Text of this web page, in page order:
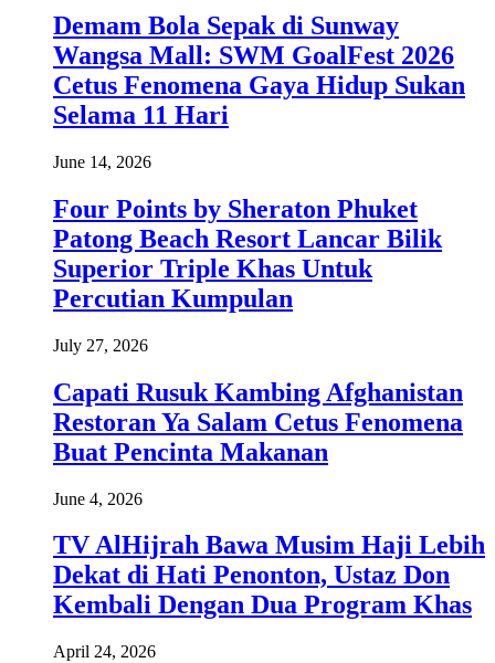
Demam Bola Sepak di Sunway
Wangsa Mall: SWM GoalFest 2026
Cetus Fenomena Gaya Hidup Sukan
Selama 11 Hari
June 14, 2026
Four Points by Sheraton Phuket
Patong Beach Resort Lancar Bilik
Superior Triple Khas Untuk
Percutian Kumpulan
July 27, 2026
Capati Rusuk Kambing Afghanistan
Restoran Ya Salam Cetus Fenomena
Buat Pencinta Makanan
June 4, 2026
TV AlHijrah Bawa Musim Haji Lebih
Dekat di Hati Penonton, Ustaz Don
Kembali Dengan Dua Program Khas
April 24, 2026